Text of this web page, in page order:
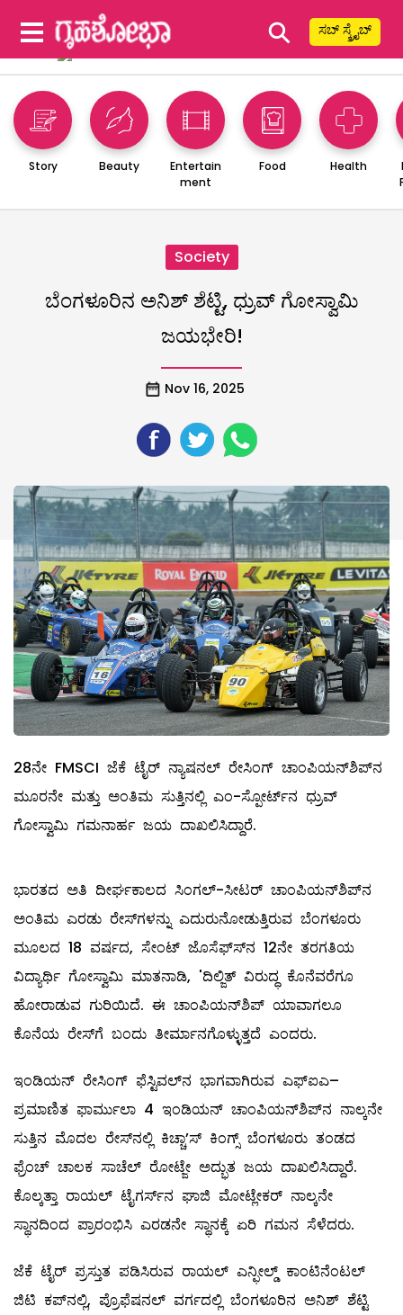
⚲ ಸಬ್ ಸ್ಕ್ರೈಬ್
Story Beauty
Entertain
ment
Food Health
Society
ಬೆಂಗಳೂರಿನ ಅನಿಶ್ ಶೆಟ್ಟಿ, ಧ್ರುವ್ ಗೋಸ್ವಾಮಿ
ಜಯಭೇರಿ!
Nov 16, 2025
28ನೇ FMSCI ಜೆಕೆ ಟೈರ್ ನ್ಯಾಷನಲ್ ರೇಸಿಂಗ್ ಚಾಂಪಿಯನ್‌ಶಿಪ್‌ನ
ಮೂರನೇ ಮತ್ತು ಅಂತಿಮ ಸುತ್ತಿನಲ್ಲಿ ಎಂ-ಸ್ಪೋರ್ಟ್‌ನ ಧ್ರುವ್
ಗೋಸ್ವಾಮಿ ಗಮನಾರ್ಹ ಜಯ ದಾಖಲಿಸಿದ್ದಾರೆ.
ಭಾರತದ ಅತಿ ದೀರ್ಘಕಾಲದ ಸಿಂಗಲ್-ಸೀಟರ್ ಚಾಂಪಿಯನ್‌ಶಿಪ್‌ನ
ಅಂತಿಮ ಎರಡು ರೇಸ್‌ಗಳನ್ನು ಎದುರುನೋಡುತ್ತಿರುವ ಬೆಂಗಳೂರು
ಮೂಲದ 18 ವರ್ಷದ, ಸೇಂಟ್ ಜೊಸೆಫ್‌ಸ್‌ನ 12ನೇ ತರಗತಿಯ
ವಿದ್ಯಾರ್ಥಿ ಗೋಸ್ವಾಮಿ ಮಾತನಾಡಿ, 'ದಿಲ್ಜಿತ್ ವಿರುದ್ಧ ಕೊನೆವರೆಗೂ
ಹೋರಾಡುವ ಗುರಿಯಿದೆ. ಈ ಚಾಂಪಿಯನ್‌ಶಿಪ್ ಯಾವಾಗಲೂ
ಕೊನೆಯ ರೇಸ್‌ಗೆ ಬಂದು ತೀರ್ಮಾನಗೊಳ್ಳುತ್ತದೆ ಎಂದರು.
ಇಂಡಿಯನ್ ರೇಸಿಂಗ್ ಫೆಸ್ಟಿವಲ್‌ನ ಭಾಗವಾಗಿರುವ ಎಫ್‌ಐಎ–
ಪ್ರಮಾಣಿತ ಫಾರ್ಮುಲಾ 4 ಇಂಡಿಯನ್ ಚಾಂಪಿಯನ್‌ಶಿಪ್‌ನ ನಾಲ್ಕನೇ
ಸುತ್ತಿನ ಮೊದಲ ರೇಸ್‌ನಲ್ಲಿ ಕಿಚ್ಚಾ’ಸ್ ಕಿಂಗ್ಸ್ ಬೆಂಗಳೂರು ತಂಡದ
ಫ್ರೆಂಚ್ ಚಾಲಕ ಸಾಚೆಲ್ ರೋಟ್ಜೇ ಅದ್ಭುತ ಜಯ ದಾಖಲಿಸಿದ್ದಾರೆ.
ಕೊಲ್ಕತ್ತಾ ರಾಯಲ್ ಟೈಗರ್ಸ್‌ನ ಘಾಜಿ ಮೋಟ್ಲೇಕರ್ ನಾಲ್ಕನೇ
ಸ್ಥಾನದಿಂದ ಪ್ರಾರಂಭಿಸಿ ಎರಡನೇ ಸ್ಥಾನಕ್ಕೆ ಏರಿ ಗಮನ ಸೆಳೆದರು.
ಜೆಕೆ ಟೈರ್ ಪ್ರಸ್ತುತ ಪಡಿಸಿರುವ ರಾಯಲ್ ಎನ್ಫೀಲ್ಡ್ ಕಾಂಟಿನೆಂಟಲ್
ಜಿಟಿ ಕಪ್‌ನಲ್ಲಿ, ಪ್ರೊಫೆಷನಲ್ ವರ್ಗದಲ್ಲಿ ಬೆಂಗಳೂರಿನ ಅನಿಶ್ ಶೆಟ್ಟಿ